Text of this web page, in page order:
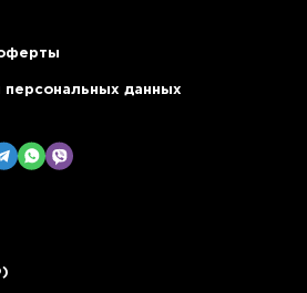
персональных данных